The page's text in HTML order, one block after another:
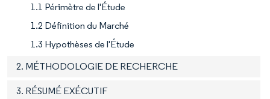
1.1 Périmètre de l'Étude
1.2 Définition du Marché
1.3 Hypothèses de l'Étude
2. MÉTHODOLOGIE DE RECHERCHE
3. RÉSUMÉ EXÉCUTIF